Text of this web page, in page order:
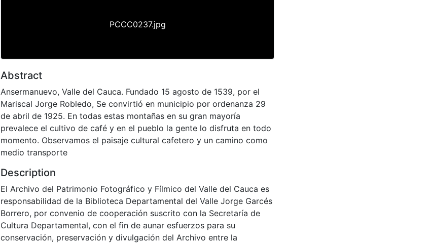
PCCC0237.jpg
Abstract
Ansermanuevo, Valle del Cauca. Fundado 15 agosto de 1539, por el
Mariscal Jorge Robledo, Se convirtió en municipio por ordenanza 29
de abril de 1925. En todas estas montañas en su gran mayoría
prevalece el cultivo de café y en el pueblo la gente lo disfruta en todo
momento. Observamos el paisaje cultural cafetero y un camino como
medio transporte
Description
El Archivo del Patrimonio Fotográfico y Fílmico del Valle del Cauca es
responsabilidad de la Biblioteca Departamental del Valle Jorge Garcés
Borrero, por convenio de cooperación suscrito con la Secretaría de
Cultura Departamental, con el fin de aunar esfuerzos para su
conservación, preservación y divulgación del Archivo entre la